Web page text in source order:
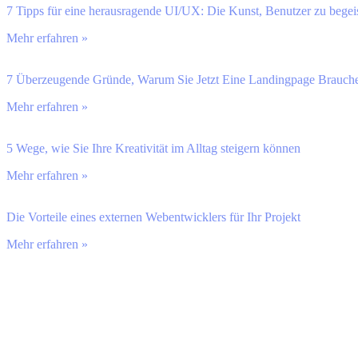
7 Tipps für eine herausragende UI/UX: Die Kunst, Benutzer zu
Mehr erfahren »
7 Überzeugende Gründe, Warum Sie Jetzt Eine Landingpage
Mehr erfahren »
5 Wege, wie Sie Ihre Kreativität im Alltag steigern können
Mehr erfahren »
Die Vorteile eines externen Webentwicklers für Ihr Projekt
Mehr erfahren »